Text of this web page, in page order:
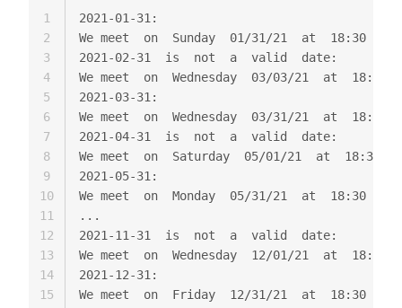
2021-01-31:
We meet  on  Sunday  01/31/21  at  18:30
2021-02-31  is  not  a  valid  date:
We meet  on  Wednesday  03/03/21  at  18:30
2021-03-31:
We meet  on  Wednesday  03/31/21  at  18:30
2021-04-31  is  not  a  valid  date:
We meet  on  Saturday  05/01/21  at  18:30
2021-05-31:
We meet  on  Monday  05/31/21  at  18:30
...
2021-11-31  is  not  a  valid  date:
We meet  on  Wednesday  12/01/21  at  18:30
2021-12-31:
1
2
3
4
5
6
7
8
9
10
11
12
13
14
15